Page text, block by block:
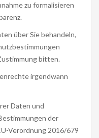
zu formalisieren
über Sie behandeln,
bitten.
irgendwann
Daten und
der
Verordnung 2016/679